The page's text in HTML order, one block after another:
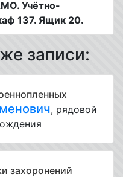
Учётно-
137. Ящик 20.
записи:
, рядовой
захоронений